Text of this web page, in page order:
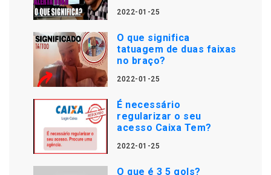
2022-01-25
O que significa
tatuagem de duas faixas
no braço?
2022-01-25
É necessário
regularizar o seu
acesso Caixa Tem?
2022-01-25
O que é 3 5 gols?